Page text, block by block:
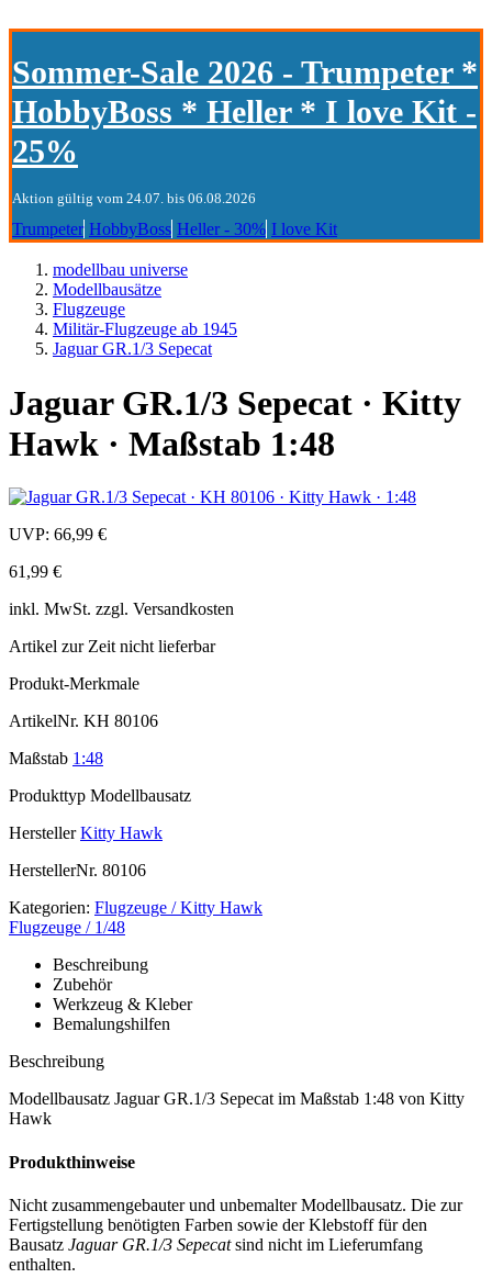
Sommer-Sale 2026 - Trumpeter *
HobbyBoss * Heller * I love Kit -
25%
Aktion gültig vom 24.07. bis 06.08.2026
Trumpeter HobbyBoss Heller - 30% I love Kit
modellbau universe
Modellbausätze
Flugzeuge
Militär-Flugzeuge ab 1945
Jaguar GR.1/3 Sepecat
Jaguar GR.1/3 Sepecat · Kitty
Hawk · Maßstab 1:48
UVP: 66,99 €
61,99 €
inkl. MwSt. zzgl. Versandkosten
Artikel zur Zeit nicht lieferbar
Produkt-Merkmale
ArtikelNr. KH 80106
Maßstab 1:48
Produkttyp Modellbausatz
Hersteller Kitty Hawk
HerstellerNr. 80106
Kategorien: Flugzeuge / Kitty Hawk
Flugzeuge / 1/48
Beschreibung
Zubehör
Werkzeug & Kleber
Bemalungshilfen
Beschreibung
Modellbausatz Jaguar GR.1/3 Sepecat im Maßstab 1:48 von Kitty
Hawk
Produkthinweise
Nicht zusammengebauter und unbemalter Modellbausatz. Die zur
Fertigstellung benötigten Farben sowie der Klebstoff für den
Bausatz Jaguar GR.1/3 Sepecatsind nicht im Lieferumfang
enthalten.